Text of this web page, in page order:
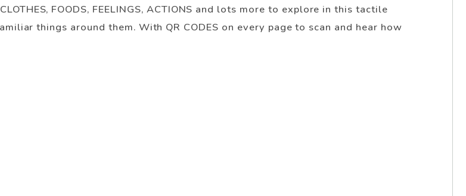
FOODS, FEELINGS, ACTIONS and lots more to explore in this tactile
things around them. With QR CODES on every page to scan and hear how